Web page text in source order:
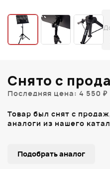
Снято с
Последняя цена: 4 550 ₽
Товар был снят с
аналоги из нашего
Подобрать аналог